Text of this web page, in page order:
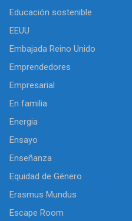
Educación sostenible
EEUU
Embajada Reino Unido
Emprendedores
Empresarial
En familia
Energia
Ensayo
Enseñanza
Equidad de Género
Erasmus Mundus
Escape Room